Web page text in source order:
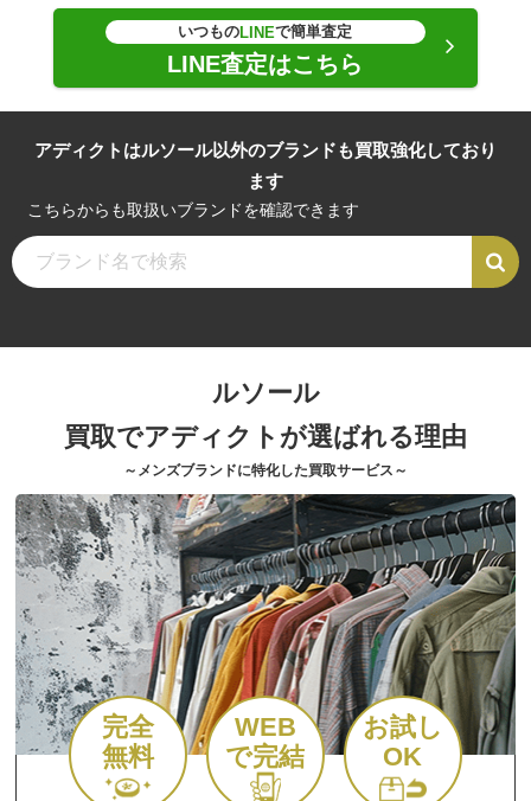
いつものLINEで簡単査定
LINE査定はこちら
アディクトはルソール以外のブランドも買取強化しており
ます
こちらからも取扱いブランドを確認できます
ルソール
買取でアディクトが選ばれる理由
～メンズブランドに特化した買取サービス～
完全
無料
WEB
で完結
お試し
OK